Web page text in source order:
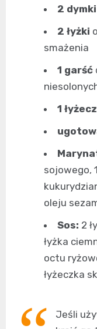
2 dymki
2 łyżki
smażenia
1 garść
1
sojowego,
oleju
Sos: 2
łyżka
octu
łyżeczka
Jeśli